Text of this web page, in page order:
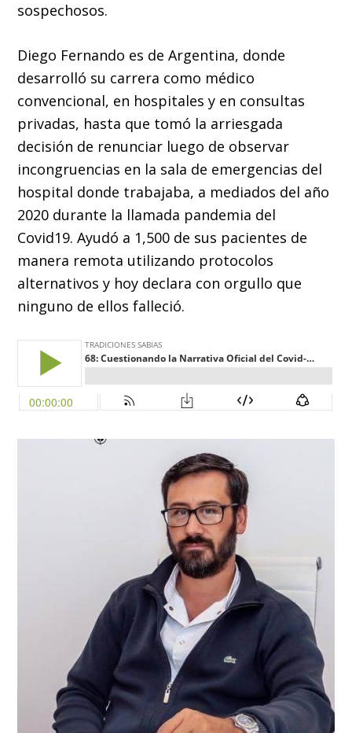
sospechosos.
Diego Fernando es de Argentina, donde
desarrolló su carrera como médico
convencional, en hospitales y en consultas
privadas, hasta que tomó la arriesgada
decisión de renunciar luego de observar
incongruencias en la sala de emergencias del
hospital donde trabajaba, a mediados del año
2020 durante la llamada pandemia del
Covid19. Ayudó a 1,500 de sus pacientes de
manera remota utilizando protocolos
alternativos y hoy declara con orgullo que
ninguno de ellos falleció.